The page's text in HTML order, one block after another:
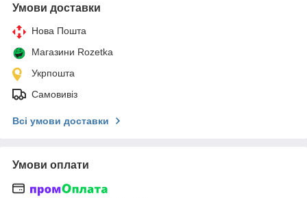
Умови доставки
Нова Пошта
Магазини Rozetka
Укрпошта
Самовивіз
Всі умови доставки
Умови оплати